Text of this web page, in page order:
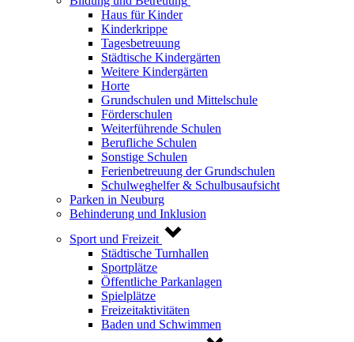
Haus für Kinder
Kinderkrippe
Tagesbetreuung
Städtische Kindergärten
Weitere Kindergärten
Horte
Grundschulen und Mittelschule
Förderschulen
Weiterführende Schulen
Berufliche Schulen
Sonstige Schulen
Ferienbetreuung der Grundschulen
Schulweghelfer & Schulbusaufsicht
Parken in Neuburg
Behinderung und Inklusion
Sport und Freizeit
Städtische Turnhallen
Sportplätze
Öffentliche Parkanlagen
Spielplätze
Freizeitaktivitäten
Baden und Schwimmen